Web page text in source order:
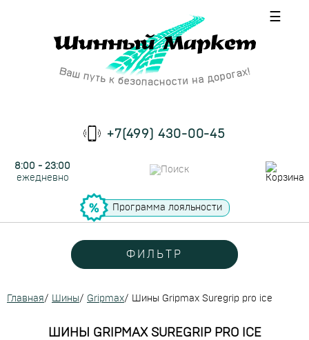
☰
+7(499) 430-00-45
8:00 - 23:00
ежедневно
Программа лояльности
ФИЛЬТР
Главная/ Шины/ Gripmax/ Шины Gripmax Suregrip pro ice
ШИНЫ GRIPMAX SUREGRIP PRO ICE